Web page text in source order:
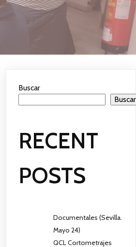
Buscar
Buscar
RECENT
POSTS
Documentales (Sevilla.
Mayo 24)
QCL Cortometrajes